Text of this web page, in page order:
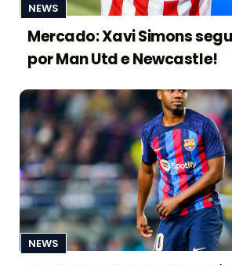
NEWS
Mercado: Xavi Simons
por Man Utd e Newcastle!
NEWS